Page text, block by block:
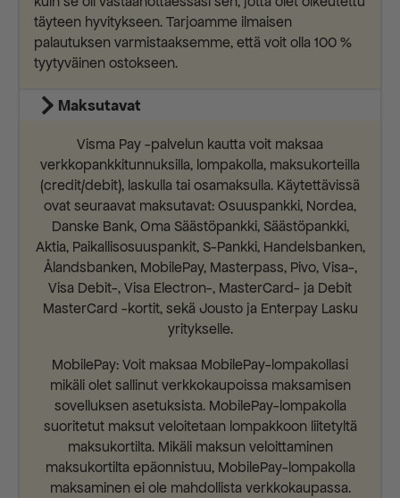
täyteen hyvitykseen. Tarjoamme ilmaisen
palautuksen varmistaaksemme, että voit olla 100 %
tyytyväinen ostokseen.
Maksutavat
Visma Pay -palvelun kautta voit maksaa
verkkopankkitunnuksilla, lompakolla, maksukorteilla
(credit/debit), laskulla tai osamaksulla. Käytettävissä
ovat seuraavat maksutavat: Osuuspankki, Nordea,
Danske Bank, Oma Säästöpankki, Säästöpankki,
Aktia, Paikallisosuuspankit, S-Pankki, Handelsbanken,
Ålandsbanken, MobilePay, Masterpass, Pivo, Visa-,
Visa Debit-, Visa Electron-, MasterCard- ja Debit
MasterCard -kortit, sekä Jousto ja Enterpay Lasku
yritykselle.
MobilePay: Voit maksaa MobilePay-lompakollasi
mikäli olet sallinut verkkokaupoissa maksamisen
sovelluksen asetuksista. MobilePay-lompakolla
suoritetut maksut veloitetaan lompakkoon liitetyltä
maksukortilta. Mikäli maksun veloittaminen
maksukortilta epäonnistuu, MobilePay-lompakolla
maksaminen ei ole mahdollista verkkokaupassa.